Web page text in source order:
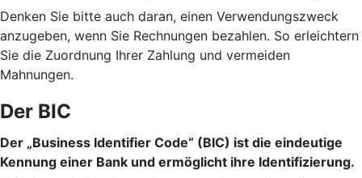
Denken Sie bitte auch daran, einen Verwendungszweck
anzugeben, wenn Sie Rechnungen bezahlen. So erleichtern
Sie die Zuordnung Ihrer Zahlung und vermeiden
Mahnungen.
Der BIC
Der „Business Identifier Code“ (BIC) ist die eindeutige
Kennung einer Bank und ermöglicht ihre Identifizierung.